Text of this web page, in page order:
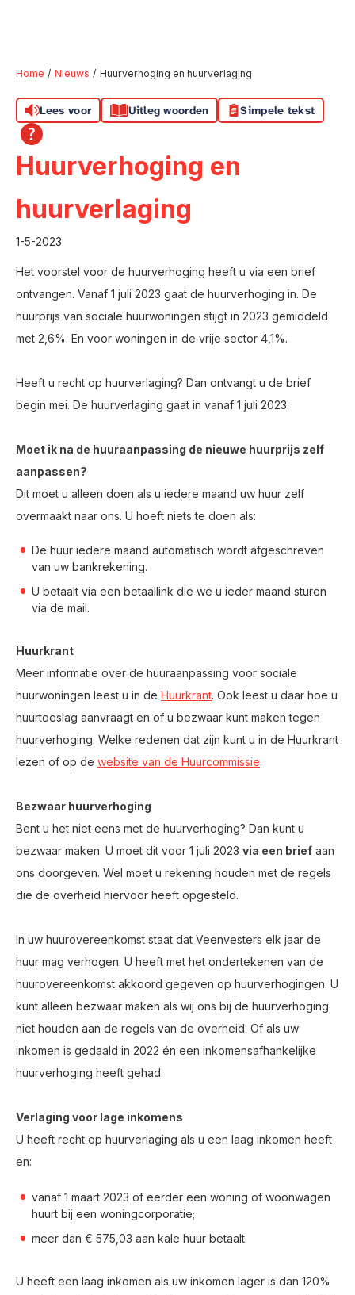
Naar hoofdinhoud
Naar hoofdnavigatiemenu
Naar zoeken
Home Nieuws Huurverhoging en huurverlaging
Lees voor Uitleg woorden Simpele tekst
Huurverhoging en
huurverlaging
1-5-2023
Het voorstel voor de huurverhoging heeft u via een brief
ontvangen. Vanaf 1 juli 2023 gaat de huurverhoging in. De
huurprijs van sociale huurwoningen stijgt in 2023 gemiddeld
met 2,6%. En voor woningen in de vrije sector 4,1%.
Heeft u recht op huurverlaging? Dan ontvangt u de brief
begin mei. De huurverlaging gaat in vanaf 1 juli 2023.
Moet ik na de huuraanpassing de nieuwe huurprijs zelf
aanpassen?
Dit moet u alleen doen als u iedere maand uw huur zelf
overmaakt naar ons. U hoeft niets te doen als:
De huur iedere maand automatisch wordt afgeschreven
van uw bankrekening.
U betaalt via een betaallink die we u ieder maand sturen
via de mail.
Huurkrant
Meer informatie over de huuraanpassing voor sociale
huurwoningen leest u in de Huurkrant. Ook leest u daar hoe u
huurtoeslag aanvraagt en of u bezwaar kunt maken tegen
huurverhoging. Welke redenen dat zijn kunt u in de Huurkrant
lezen of op de website van de Huurcommissie.
Bezwaar huurverhoging
Bent u het niet eens met de huurverhoging? Dan kunt u
bezwaar maken. U moet dit voor 1 juli 2023 via een brief aan
ons doorgeven. Wel moet u rekening houden met de regels
die de overheid hiervoor heeft opgesteld.
In uw huurovereenkomst staat dat Veenvesters elk jaar de
huur mag verhogen. U heeft met het ondertekenen van de
huurovereenkomst akkoord gegeven op huurverhogingen. U
kunt alleen bezwaar maken als wij ons bij de huurverhoging
niet houden aan de regels van de overheid. Of als uw
inkomen is gedaald in 2022 én een inkomensafhankelijke
huurverhoging heeft gehad.
Verlaging voor lage inkomens
U heeft recht op huurverlaging als u een laag inkomen heeft
en:
vanaf 1 maart 2023 of eerder een woning of woonwagen
huurt bij een woningcorporatie;
meer dan € 575,03 aan kale huur betaalt.
U heeft een laag inkomen als uw inkomen lager is dan 120%